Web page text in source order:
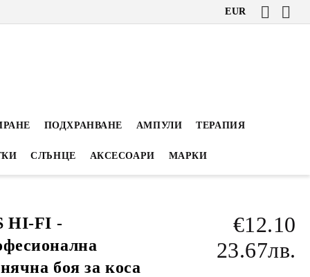
EUR
ПОДХРАНВАНЕ АМПУЛИ ТЕРАПИЯ
СЛЪНЦЕ АКСЕСОАРИ МАРКИ
HI-FI -
боя за коса
€12.10
23.67лв.